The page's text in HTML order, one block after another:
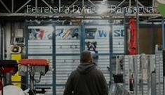
Ferretería Dyfar — Rancagua